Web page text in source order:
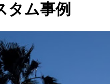
タム事例